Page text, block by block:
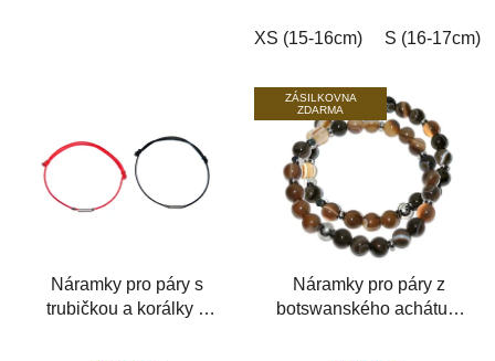
XS (15-16cm) S (16-17cm)
Náramky pro páry s
trubičkou a korálky z
ZÁSILKOVNA
ZDARMA
Náramky pro páry z
botswanského achátu a